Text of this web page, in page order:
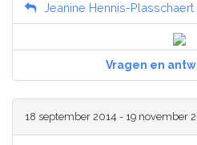
Jeanine Hennis-Plasschaert
Vragen en
18 september 2014 - 19 november